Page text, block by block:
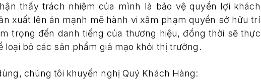
thấy trách nhiệm của mình là bảo vệ quyền lợi khách
xuất lên án mạnh mẽ hành vi xâm phạm quyền sở hữu trí
trọng đến danh tiếng của thương hiệu, đồng thời sẽ thực
loại bỏ các sản phẩm giả mạo khỏi thị trường.
chúng tôi khuyến nghị Quý Khách Hàng: